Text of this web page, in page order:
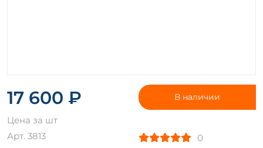
17 600 ₽
Цена за шт
Арт. 3813
В наличии
0